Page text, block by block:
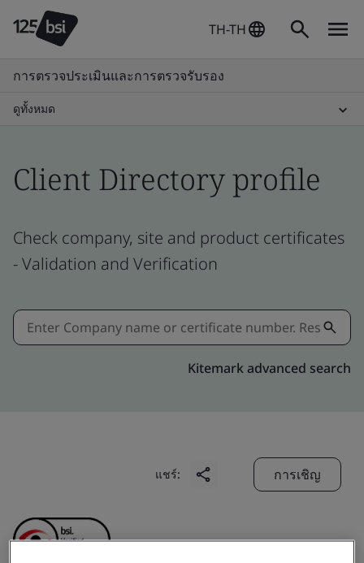
TH-TH
การตรวจประเมินและการตรวจรับรอง
ดูทั้งหมด
Client Directory profile
Check company, site and product certificates
- Validation and Verification
Kitemark advanced search
แชร์: การเชิญ